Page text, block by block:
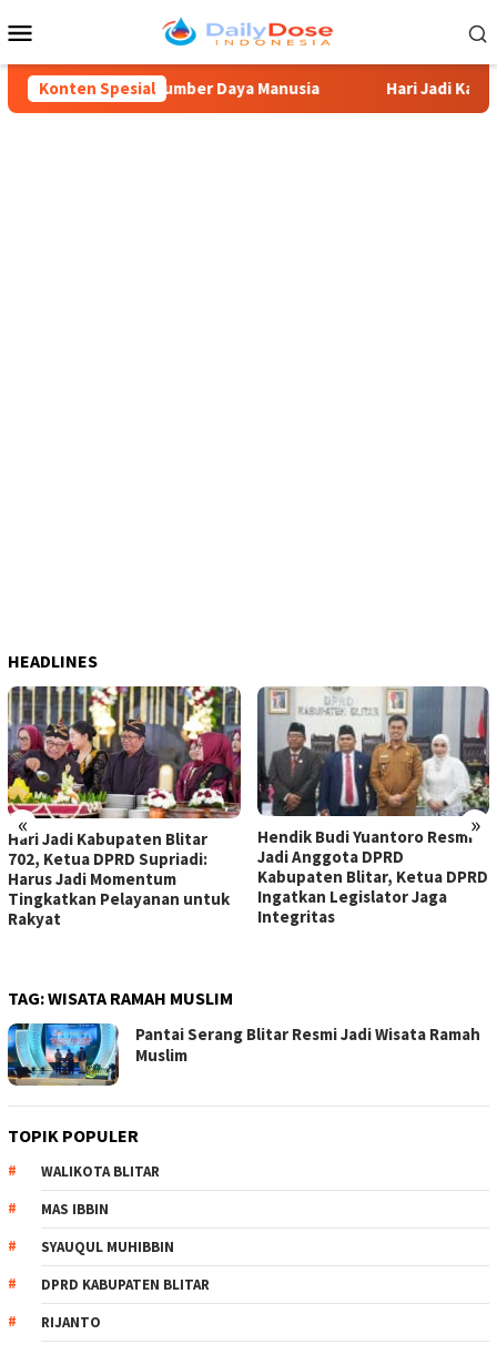
ke
Mobile
Konten SpesialSumber Daya Manusia Hari Jadi
HEADLINES
« »
Hari Jadi Kabupaten Blitar
702, Ketua DPRD Supriadi:
Harus Jadi Momentum
Tingkatkan Pelayanan untuk
Rakyat
Hendik Budi Yuantoro Resmi
Jadi Anggota DPRD
Kabupaten Blitar, Ketua DPRD
Ingatkan Legislator Jaga
Integritas
TAG:WISATA RAMAH MUSLIM
Pantai Serang Blitar Resmi Jadi Wisata Ramah
Muslim
TOPIK POPULER
WALIKOTA BLITAR
MAS IBBIN
SYAUQUL MUHIBBIN
DPRD KABUPATEN BLITAR
RIJANTO